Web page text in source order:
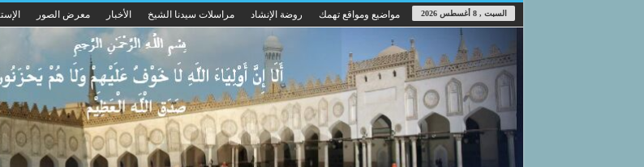
السبت , 8 أغسطس 2026 مواضيع ومواقع تهمك روضة الإنشاد مراسلات سيدنا الشيخ الأخبار معرض الصور